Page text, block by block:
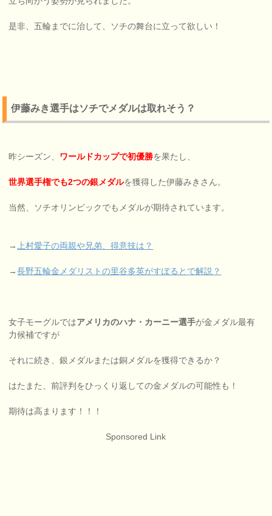
是非、五輪までに治して、ソチの舞台に立って欲しい！
伊藤みき選手はソチでメダルは取れそう？
昨シーズン、 ワールドカップで初優勝を果たし、
世界選手権でも2つの銀メダルを獲得した伊藤みきさん。
当然、ソチオリンピックでもメダルが期待されています。
→上村愛子の両親や兄弟、得意技は？
→長野五輪金メダリストの里谷多英がすぽるとで解説？
女子モーグルではアメリカのハナ・カーニー選手が金メダル最有
力候補ですが
それに続き、銀メダルまたは銅メダルを獲得できるか？
はたまた、前評判をひっくり返しての金メダルの可能性も！
期待は高まります！！！
Sponsored Link